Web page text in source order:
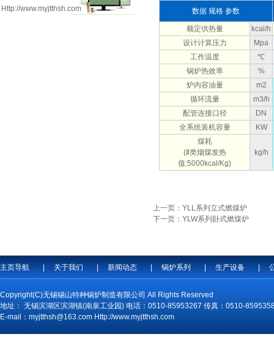
Http://www.myjtthsh.com
数据 规格 参数
额定供热量
kcal/h
设计计算压力
Mpa
工作温度
℃
锅炉热效率
%
炉内容油量
m2
循环流量
m3/h
配管连接口径
DN
全系统装机容量
KW
煤耗
(Ⅱ类烟煤发热
值:5000kcal/Kg)
kg/h
上一页：YLL系列立式燃煤炉
下一页：YLW系列卧式燃煤炉
主页导航 | 关于我们 | 新闻动态 | 锅炉系列 | 生产设备 |
Copyright(C)无锡锡山特种锅炉制造有限公司 All Rights Reserved
地址： 无锡滨湖区滨湖镇(南泉工业园) 电话：0510-85953267 传真：0510-
E-mail：myjtthsh@163.com Http://www.myjtthsh.com